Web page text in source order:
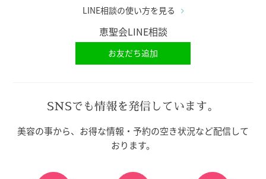
LINE相談の使い方を見る
恵聖会LINE相談
お友だち追加
SNSでも情報を発信しています。
美容の事から、お得な情報・予約の空き状況など配信して
おります。